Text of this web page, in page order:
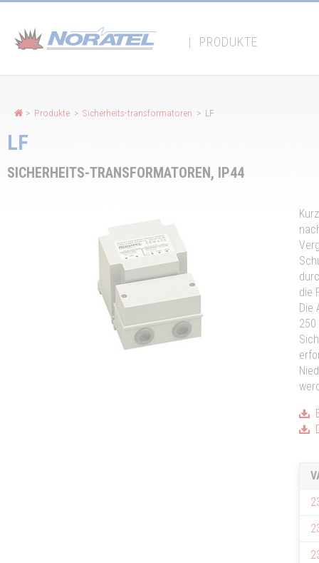
| PRODUKTE
> Produkte > Sicherheits-transformatoren > LF
LF
SICHERHEITS-TRANSFORMATOREN, IP44
die
Die
250
Cookie-Einstellungen